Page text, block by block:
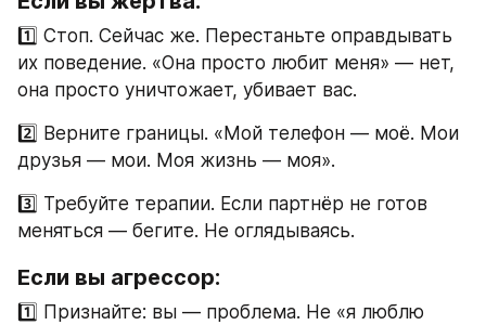
1️⃣ Стоп. Сейчас же. Перестаньте оправдывать
их поведение. «Она просто любит меня» — нет,
она просто уничтожает, убивает вас.
2️⃣ Верните границы. «Мой телефон — моё. Мои
друзья — мои. Моя жизнь — моя».
3️⃣ Требуйте терапии. Если партнёр не готов
меняться — бегите. Не оглядываясь.
Если вы агрессор:
1️⃣ Признайте: вы — проблема. Не «я люблю